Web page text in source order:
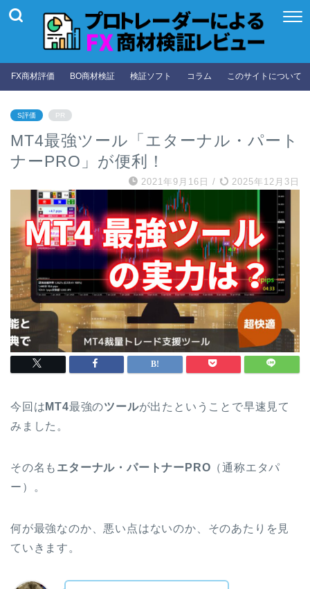
FX商材評価 BO商材検証 検証ソフト コラム このサイトについて
S評価 PR
MT4最強ツール「エターナル・パート
ナーPRO」が便利！
2021年9月16日 / 2025年12月3日
今回は MT4最強のツールが出たということで早速見て
みました。
その名も エターナル・パートナーPRO （通称エタパ
ー）。
何が最強なのか、悪い点はないのか、そのあたりを見
ていきます。